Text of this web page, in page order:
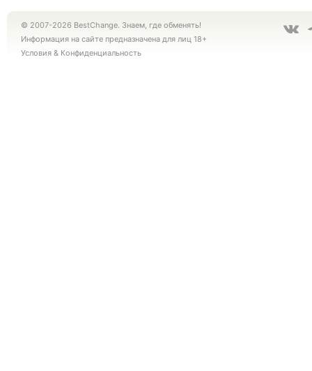
© 2007-2026 BestChange. Знаем, где обменять!
Информация на сайте предназначена для лиц 18+
Условия & Конфиденциальность